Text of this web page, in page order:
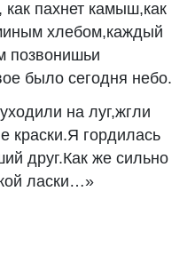
пахнет камыш,как
хлебом,каждый
позвонишьи
было сегодня небо.
на луг,жгли
краски.Я гордилась
друг.Как же сильно
ласки…»